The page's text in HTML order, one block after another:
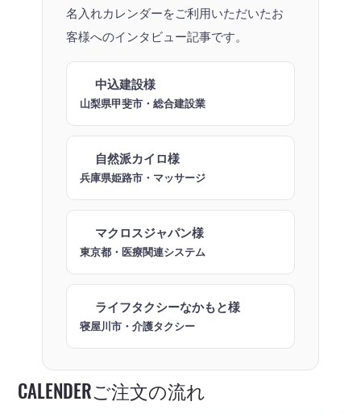
名入れカレンダーをご利用いただいたお
客様へのインタビュー記事です。
中込建設様
山梨県甲斐市・総合建設業
自然派カイロ様
兵庫県姫路市・マッサージ
マクロスジャパン様
東京都・医療関連システム
ライフタクシーなかもと様
寝屋川市・介護タクシー
CALENDERご注文の流れ